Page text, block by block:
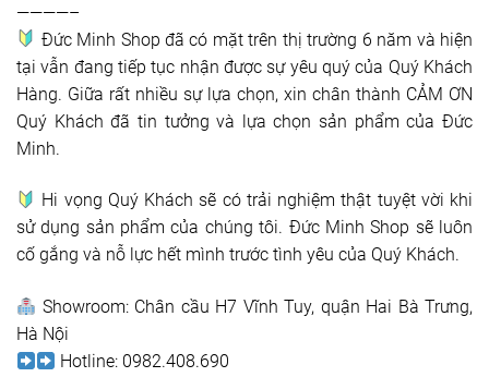
————–
Đức Minh Shop đã có mặt trên thị trường 6 năm và hiện
tại vẫn đang tiếp tục nhận được sự yêu quý của Quý Khách
Hàng. Giữa rất nhiều sự lựa chọn, xin chân thành CẢM ƠN
Quý Khách đã tin tưởng và lựa chọn sản phẩm của Đức
Minh.
Hi vọng Quý Khách sẽ có trải nghiệm thật tuyệt vời khi
sử dụng sản phẩm của chúng tôi. Đức Minh Shop sẽ luôn
cố gắng và nỗ lực hết mình trước tình yêu của Quý Khách.
Showroom: Chân cầu H7 Vĩnh Tuy, quận Hai Bà Trưng,
Hà Nội
Hotline: 0982.408.690